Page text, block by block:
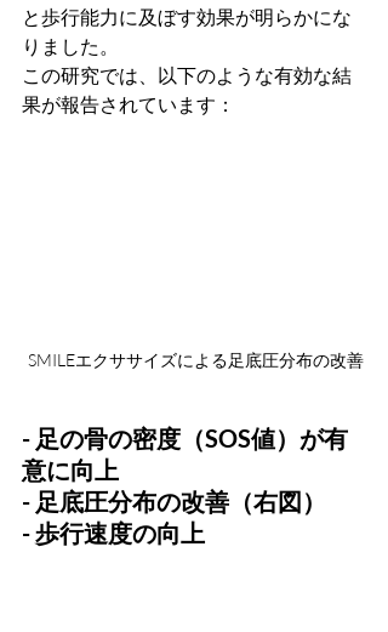
と歩行能力に及ぼす効果が明らかにな
りました。
この研究では、以下のような有効な結
果が報告されています：
SMILEエクササイズによる足底圧分布の改善
- 足の骨の密度（SOS値）が有
意に向上
- 足底圧分布の改善（右図）
- 歩行速度の向上